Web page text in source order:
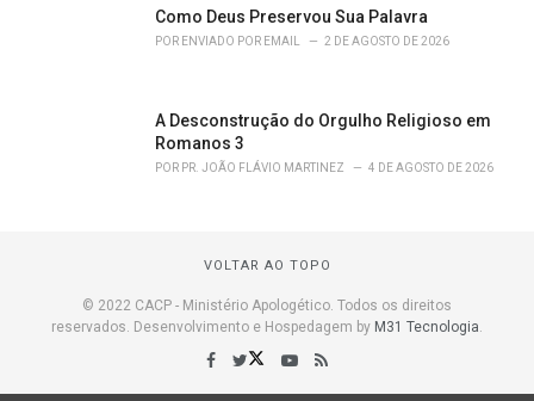
Como Deus Preservou Sua Palavra
POR ENVIADO POR EMAIL 2 DE AGOSTO DE 2026
A Desconstrução do Orgulho Religioso em
Romanos 3
POR PR. JOÃO FLÁVIO MARTINEZ 4 DE AGOSTO DE 2026
VOLTAR AO TOPO
© 2022 CACP - Ministério Apologético. Todos os direitos
reservados. Desenvolvimento e Hospedagem by M31 Tecnologia